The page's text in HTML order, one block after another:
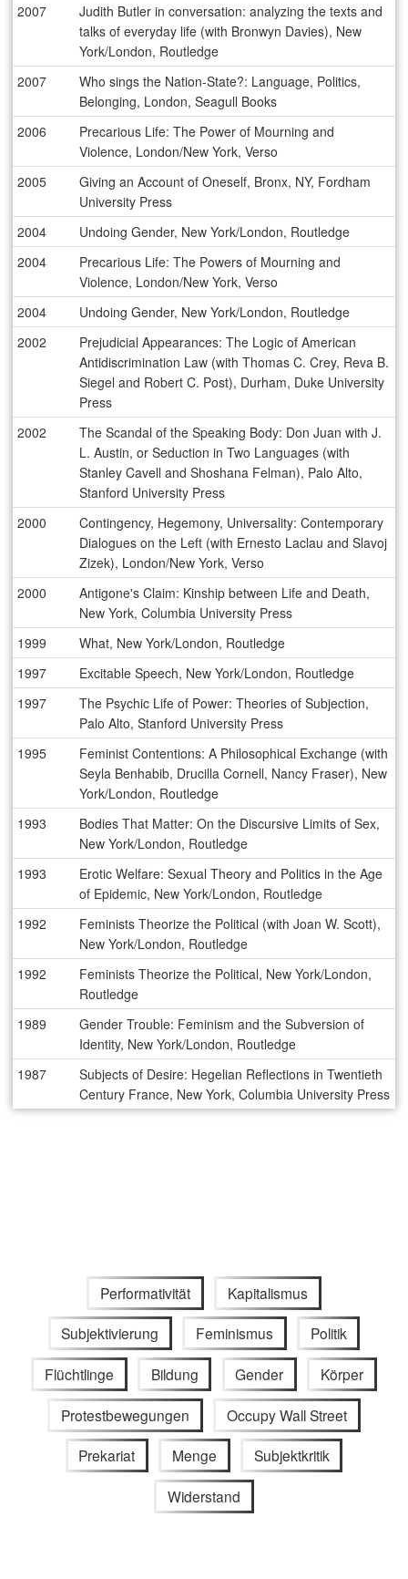
2007
Judith Butler in conversation: analyzing the texts and
talks of everyday life (with Bronwyn Davies), New
York/London, Routledge
2007
Who sings the Nation-State?: Language, Politics,
Belonging, London, Seagull Books
2006
Precarious Life: The Power of Mourning and
Violence, London/New York, Verso
2005
Giving an Account of Oneself, Bronx, NY, Fordham
University Press
2004
Undoing Gender, New York/London, Routledge
2004
Precarious Life: The Powers of Mourning and
Violence, London/New York, Verso
2004
Undoing Gender, New York/London, Routledge
2002
Prejudicial Appearances: The Logic of American
Antidiscrimination Law (with Thomas C. Crey, Reva B.
Siegel and Robert C. Post), Durham, Duke University
Press
2002
The Scandal of the Speaking Body: Don Juan with J.
L. Austin, or Seduction in Two Languages (with
Stanley Cavell and Shoshana Felman), Palo Alto,
Stanford University Press
2000
Contingency, Hegemony, Universality: Contemporary
Dialogues on the Left (with Ernesto Laclau and Slavoj
Zizek), London/New York, Verso
2000
Antigone's Claim: Kinship between Life and Death,
New York, Columbia University Press
1999
What, New York/London, Routledge
1997
Excitable Speech, New York/London, Routledge
1997
The Psychic Life of Power: Theories of Subjection,
Palo Alto, Stanford University Press
1995
Feminist Contentions: A Philosophical Exchange (with
Seyla Benhabib, Drucilla Cornell, Nancy Fraser), New
York/London, Routledge
1993
Bodies That Matter: On the Discursive Limits of Sex,
New York/London, Routledge
1993
Erotic Welfare: Sexual Theory and Politics in the Age
of Epidemic, New York/London, Routledge
1992
Feminists Theorize the Political (with Joan W. Scott),
New York/London, Routledge
1992
Feminists Theorize the Political, New York/London,
Routledge
1989
Gender Trouble: Feminism and the Subversion of
Identity, New York/London, Routledge
1987
Subjects of Desire: Hegelian Reflections in Twentieth
Century France, New York, Columbia University Press
Performativität Kapitalismus
Subjektivierung Feminismus Politik
Flüchtlinge Bildung Gender Körper
Protestbewegungen Occupy Wall Street
Prekariat Menge Subjektkritik
Widerstand